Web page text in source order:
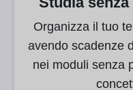
Organizza il tuo
avendo scadenze
nei moduli senza